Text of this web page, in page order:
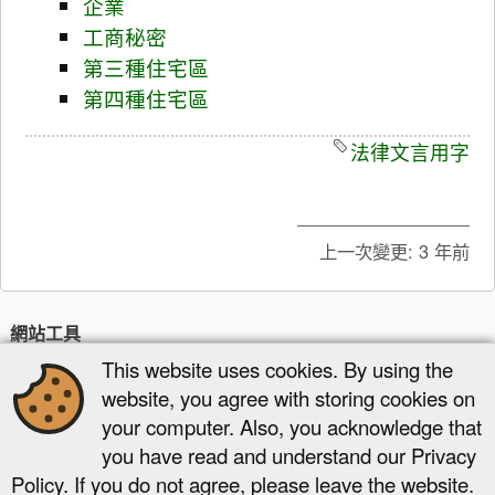
企業
工商秘密
第三種住宅區
第四種住宅區
法律文言用字
上一次變更: 3 年前
網站工具
最近更新 多媒體管理器 網站地圖
頁面工具
舊版 反向連結 回到頁頂
This website uses cookies. By using the
website, you agree with storing cookies on
your computer. Also, you acknowledge that
you have read and understand our Privacy
Policy. If you do not agree, please leave the website.